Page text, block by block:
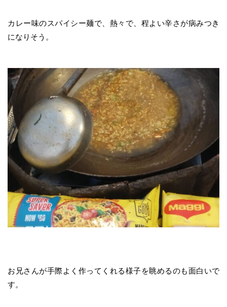
カレー味のスパイシー麺で、熱々で、程よい辛さが病みつき
になりそう。
お兄さんが手際よく作ってくれる様子を眺めるのも面白いで
す。